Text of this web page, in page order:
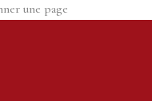
une page